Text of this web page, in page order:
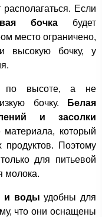
Если
бочкабудет
место ограничено,
высокую бочку, у
по высоте, а не
бочку.
Белая
и засолки
материала, который
Поэтому
для питьевой
молока.
и воды удобны для
что они оснащены